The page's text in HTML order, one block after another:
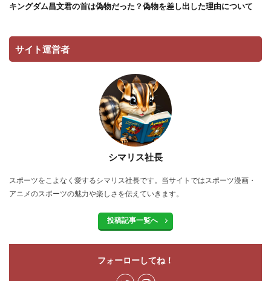
キングダム昌文君の首は偽物だった？偽物を差し出した理由について
サイト運営者
シマリス社長
スポーツをこよなく愛するシマリス社長です。当サイトではスポーツ漫画・
アニメのスポーツの魅力や楽しさを伝えていきます。
投稿記事一覧へ
フォーローしてね！